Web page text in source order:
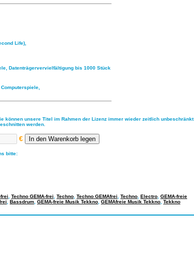
Life),
Datenträgervervielfältigung bis 1000 Stück
unsere Titel im Rahmen der Lizenz immer wieder zeitlich unbeschränkt
werden.
€
bitte:
Techno GEMA-frei Techno Techno GEMAfrei Techno Electro GEMA-freie
Bassdrum GEMA-freie Musik Tekkno GEMAfreie Musik Tekkno Tekkno